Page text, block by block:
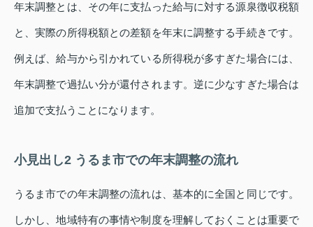
年末調整とは、その年に支払った給与に対する源泉徴収税額
と、実際の所得税額との差額を年末に調整する手続きです。
例えば、給与から引かれている所得税が多すぎた場合には、
年末調整で過払い分が還付されます。逆に少なすぎた場合は
追加で支払うことになります。
小見出し2 うるま市での年末調整の流れ
うるま市での年末調整の流れは、基本的に全国と同じです。
しかし、地域特有の事情や制度を理解しておくことは重要で